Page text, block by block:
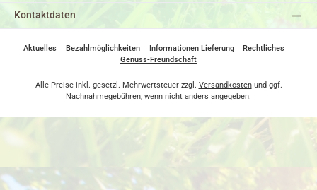
Kontaktdaten
Aktuelles Bezahlmöglichkeiten Informationen Lieferung
Rechtliches
Genuss-Freundschaft
Alle Preise inkl. gesetzl. Mehrwertsteuer zzgl. Versandkostenund ggf.
Nachnahmegebühren, wenn nicht anders angegeben.